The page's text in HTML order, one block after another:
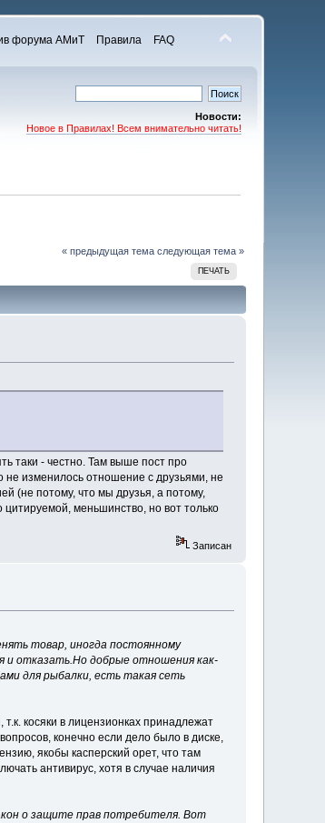
форума АМиТ Правила FAQ
Новости:
Новое в Правилах! Всем внимательно читать!
« предыдущая тема следующая тема »
ПЕЧАТЬ
таки - честно. Там выше пост про
изменилось отношение с друзьями, не
(не потому, что мы друзья, а потому,
цитируемой, меньшинство, но вот только
Записан
товар, иногда постоянному
и отказать.Но добрые отношения как-
для рыбалки, есть такая сеть
косяки в лицензионках принадлежат
конечно если дело было в диске,
якобы касперский орет, что там
антивирус, хотя в случае наличия
о защите прав потребителя. Вот